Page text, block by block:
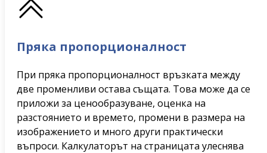
Пряка пропорционалност
При пряка пропорционалност връзката между
две променливи остава същата. Това може да се
приложи за ценообразуване, оценка на
разстоянието и времето, промени в размера на
изображението и много други практически
въпроси. Калкулаторът на страницата улеснява